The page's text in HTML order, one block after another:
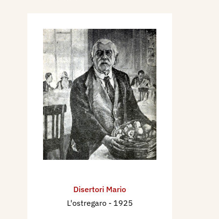
Disertori Mario
L'ostregaro - 1925